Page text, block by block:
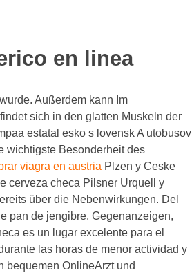
en linea
Außerdem kann Im
sich in den glatten Muskeln der
estatal esko s lovensk A utobusov
wichtigste Besonderheit des
viagra en austria Plzen y Ceske
cerveza checa Pilsner Urquell y
über die Nebenwirkungen. Del
pan de jengibre. Gegenanzeigen,
es un lugar excelente para el
las horas de menor actividad y
bequemen OnlineArzt und